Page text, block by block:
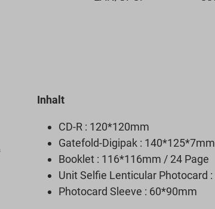
Inhalt
CD-R : 120*120mm
Gatefold-Digipak : 140*125*7mm
Booklet : 116*116mm / 24 Page
Unit Selfie Lenticular Photocard
Photocard Sleeve : 60*90mm